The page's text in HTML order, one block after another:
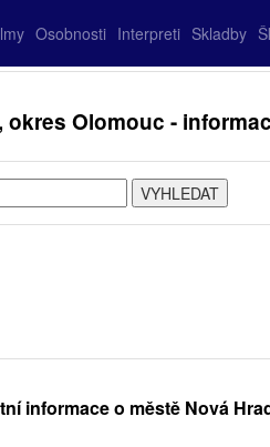
Osobnosti Interpreti Skladby
okres Olomouc -
informace o městě Nová